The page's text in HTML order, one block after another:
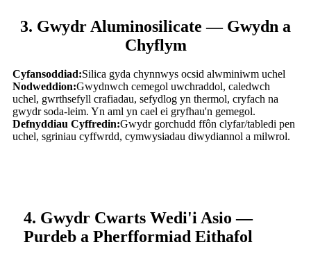
3. Gwydr Aluminosilicate — Gwydn a
Chyflym
Cyfansoddiad:Silica gyda chynnwys ocsid alwminiwm uchel
Nodweddion:Gwydnwch cemegol uwchraddol, caledwch
uchel, gwrthsefyll crafiadau, sefydlog yn thermol, cryfach na
gwydr soda-leim. Yn aml yn cael ei gryfhau'n gemegol.
Defnyddiau Cyffredin:Gwydr gorchudd ffôn clyfar/tabledi pen
uchel, sgriniau cyffwrdd, cymwysiadau diwydiannol a milwrol.
4. Gwydr Cwarts Wedi'i Asio —
Purdeb a Pherfformiad Eithafol